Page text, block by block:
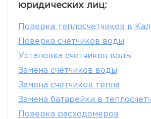
юридических лиц:
Поверка теплосчетчиков в
Поверка счетчиков воды
Установка счетчиков воды
Замена счетчиков воды
Замена счетчиков тепла
Замена батарейки в
Поверка расходомеров